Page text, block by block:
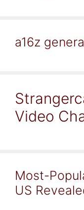
a16z
Video
Most-
US